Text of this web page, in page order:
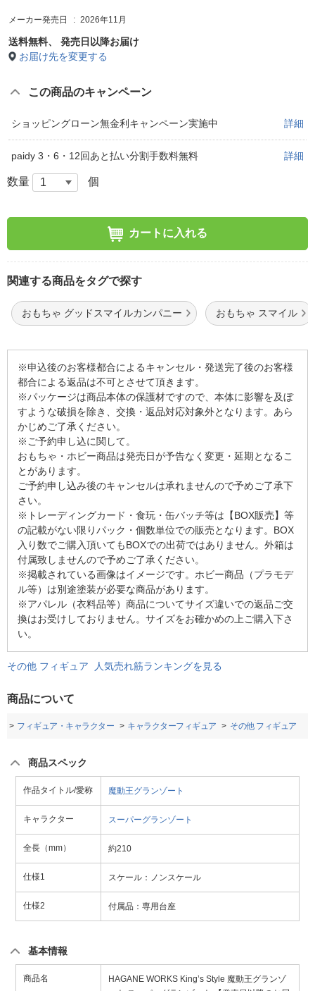
メーカー発売日 2026年11月
送料無料、
発売日以降お届け
お届け先を変更する
この商品のキャンペーン
ショッピングローン無金利キャンペーン実施中 詳細
paidy 3・6・12回あと払い分割手数料無料 詳細
数量 個
カートに入れる
関連する商品をタグで探す
おもちゃ グッドスマイルカンパニー おもちゃ スマイル
※申込後のお客様都合によるキャンセル・発送完了後のお客様
都合による返品は不可とさせて頂きます。
※パッケージは商品本体の保護材ですので、本体に影響を及ぼ
すような破損を除き、交換・返品対応対象外となります。あら
かじめご了承ください。
※ご予約申し込に関して。
おもちゃ・ホビー商品は発売日が予告なく変更・延期となるこ
とがあります。
ご予約申し込み後のキャンセルは承れませんので予めご了承下
さい。
※トレーディングカード・食玩・缶バッチ等は【BOX販売】等
の記載がない限りパック・個数単位での販売となります。BOX
入り数でご購入頂いてもBOXでの出荷ではありません。外箱は
付属致しませんので予めご了承ください。
※掲載されている画像はイメージです。ホビー商品（プラモデ
ル等）は別途塗装が必要な商品があります。
※アパレル（衣料品等）商品についてサイズ違いでの返品ご交
換はお受けしておりません。サイズをお確かめの上ご購入下さ
い。
その他 フィギュア 人気売れ筋ランキングを見る
商品について
フィギュア・キャラクター キャラクターフィギュア その他 フィギュア
商品スペック
作品タイトル/愛称 魔動王グランゾート
キャラクター スーパーグランゾート
全長（mm） 約210
仕様1 スケール：ノンスケール
仕様2 付属品：専用台座
基本情報
商品名
HAGANE WORKS King’s Style 魔動王グランゾ